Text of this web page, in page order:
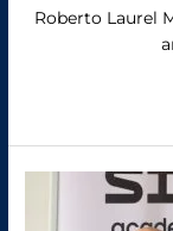
Roberto Laurel